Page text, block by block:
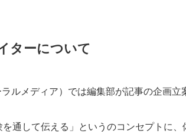
ターについて
ルメディア）では編集部が記事の企画立
を通して伝える」というのコンセプトに